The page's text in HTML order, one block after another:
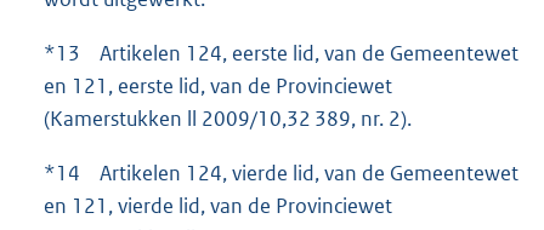
*13 Artikelen 124, eerste lid, van de Gemeentewet
en 121, eerste lid, van de Provinciewet
(Kamerstukken ll 2009/10,32 389, nr. 2).
*14 Artikelen 124, vierde lid, van de Gemeentewet
en 121, vierde lid, van de Provinciewet